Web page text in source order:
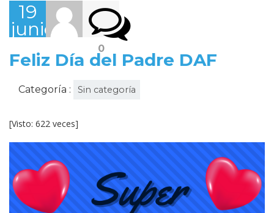
19
junio,
2022 0
Feliz Día del Padre DAF
Categoría : Sin categoría
[Visto: 622 veces]